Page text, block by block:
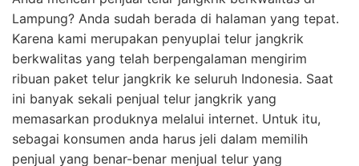
Lampung? Anda sudah berada di halaman yang tepat.
Karena kami merupakan penyuplai telur jangkrik
berkwalitas yang telah berpengalaman mengirim
ribuan paket telur jangkrik ke seluruh Indonesia. Saat
ini banyak sekali penjual telur jangkrik yang
memasarkan produknya melalui internet. Untuk itu,
sebagai konsumen anda harus jeli dalam memilih
penjual yang benar-benar menjual telur yang